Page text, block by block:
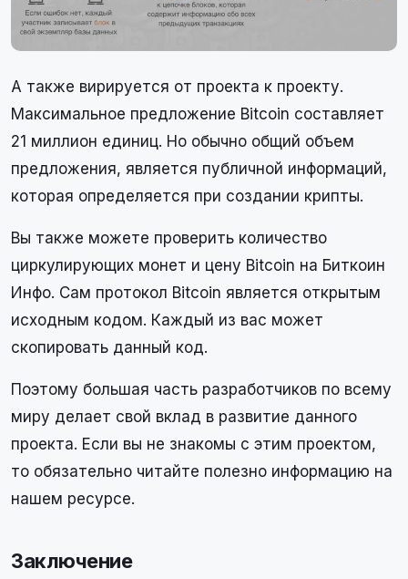
А также вирируется от проекта к проекту.
Максимальное предложение Bitcoin составляет
21 миллион единиц. Но обычно общий объем
предложения, является публичной информаций,
которая определяется при создании крипты.
Вы также можете проверить количество
циркулирующих монет и цену Bitcoin на Биткоин
Инфо. Сам протокол Bitcoin является открытым
исходным кодом. Каждый из вас может
скопировать данный код.
Поэтому большая часть разработчиков по всему
миру делает свой вклад в развитие данного
проекта. Если вы не знакомы с этим проектом,
то обязательно читайте полезно информацию на
нашем ресурсе.
Заключение